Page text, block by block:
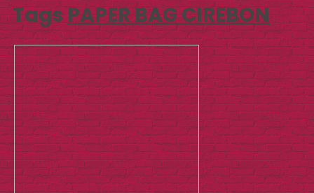
TagsPAPER BAG CIREBON